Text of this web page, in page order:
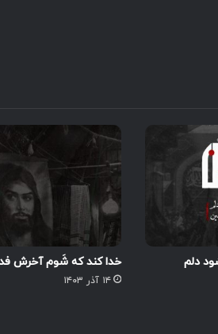
دلم خدا کند که شَوم آخرش
۱۴ آذر ۱۴۰۳